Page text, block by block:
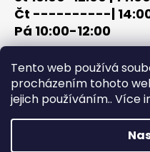
Tento web používá
procházením tohoto
jejich používáním.. Více
Čt ----------|
Pá 10:00-12:00
tel: +420 603 320
email: terc-